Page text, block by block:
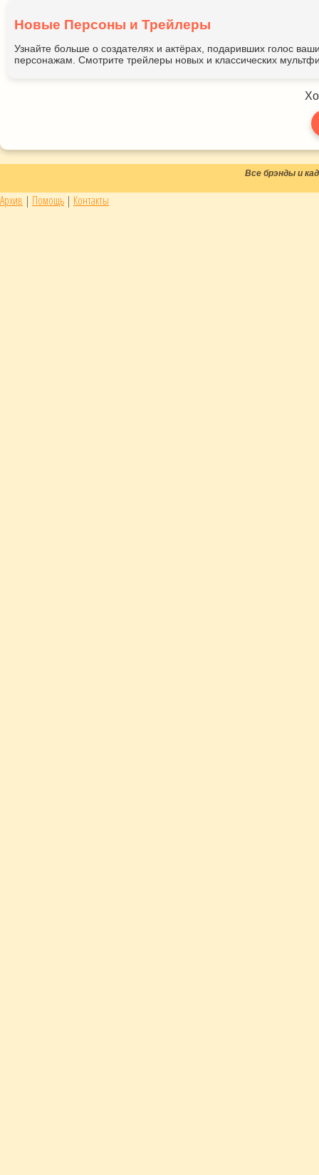
Новые Персоны и Трейлеры
Узнайте больше о создателях и актёрах, подаривших голос
персонажам. Смотрите трейлеры новых и классических
Все брэнды и
Архив | Помощь | Контакты